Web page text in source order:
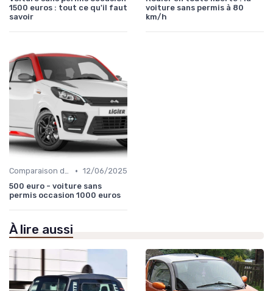
1500 euros : tout ce qu'il faut
savoir
voiture sans permis à 80
km/h
Comparaison des Modèles • 12/06/2025
500 euro - voiture sans
permis occasion 1000 euros
À lire aussi